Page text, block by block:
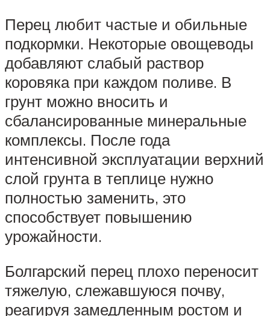
Перец любит частые и обильные
подкормки. Некоторые овощеводы
добавляют слабый раствор
коровяка при каждом поливе. В
грунт можно вносить и
сбалансированные минеральные
комплексы. После года
интенсивной эксплуатации верхний
слой грунта в теплице нужно
полностью заменить, это
способствует повышению
урожайности.
Болгарский перец плохо переносит
тяжелую, слежавшуюся почву,
реагируя замедленным ростом и